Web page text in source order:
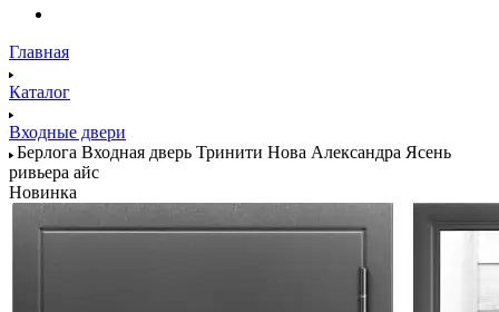
Главная
Каталог
Входные двери
Берлога Входная дверь Тринити Нова Александра Ясень
ривьера айс
Новинка